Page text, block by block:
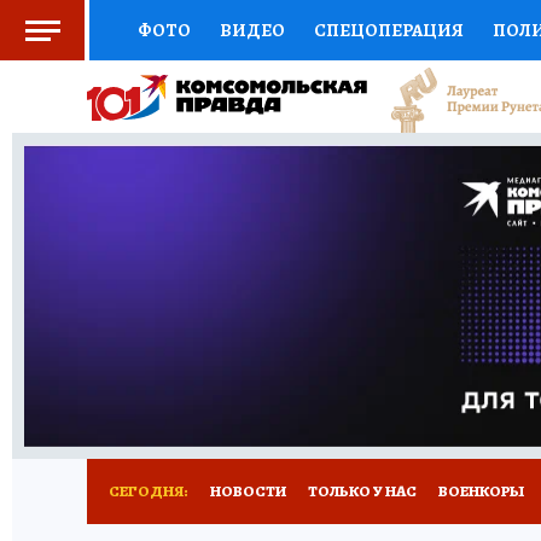
ФОТО ВИДЕО СПЕЦОПЕРАЦИЯ
СОЦПОДДЕРЖКА НАУКА СПЕЦПРОЕКТЫ
НАЦИОНАЛЬНЫЕ ПРОЕКТЫ РОССИИ
ПУТЕВОДИТЕЛЬ
НОВОЕ НА САЙТЕ
СЕГОДНЯ: НОВОСТИ ТОЛЬКО У НАС ВОЕНКОРЫ